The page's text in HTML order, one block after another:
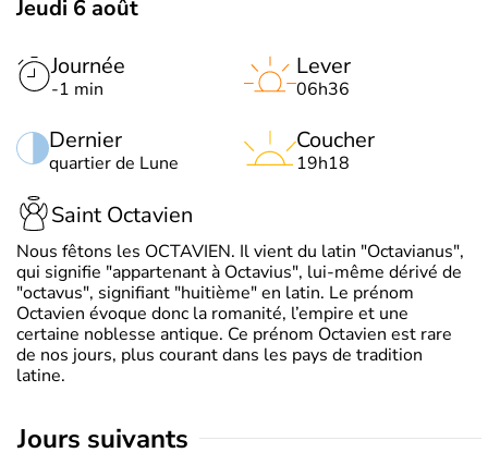
Jeudi 6 août
Journée
-1 min
Dernier
quartier de Lune
Lever
06h36
Coucher
19h18
Saint Octavien
Nous fêtons les OCTAVIEN. Il vient du latin "Octavianus",
qui signifie "appartenant à Octavius", lui-même dérivé de
"octavus", signifiant "huitième" en latin. Le prénom
Octavien évoque donc la romanité, l’empire et une
certaine noblesse antique. Ce prénom Octavien est rare
de nos jours, plus courant dans les pays de tradition
latine.
jours suivants